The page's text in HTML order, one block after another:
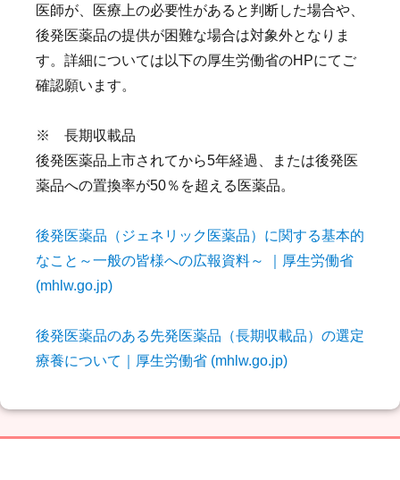
医師が、医療上の必要性があると判断した場合や、
後発医薬品の提供が困難な場合は対象外となりま
す。詳細については以下の厚生労働省のHPにてご
確認願います。
※ 長期収載品
後発医薬品上市されてから5年経過、または後発医
薬品への置換率が50％を超える医薬品。
後発医薬品（ジェネリック医薬品）に関する基本的
なこと～一般の皆様への広報資料～ ｜厚生労働省
(mhlw.go.jp)
後発医薬品のある先発医薬品（長期収載品）の選定
療養について｜厚生労働省 (mhlw.go.jp)